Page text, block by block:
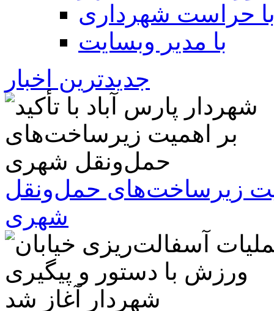
حراست شهرداری
با مدیر وبسایت
جدیدترین اخبار
زیرساخت‌های حمل‌ونقل
شهری